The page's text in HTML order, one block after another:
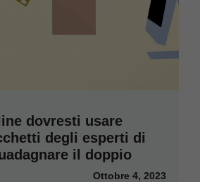
dovresti usare
degli esperti di
il doppio
Ottobre 4, 2023